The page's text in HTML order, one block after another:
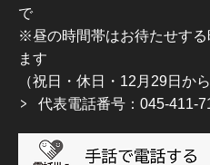
で
※昼の時間帯はお待たせする
ます
（祝日・休日・12月29日か
代表電話番号：045-411-